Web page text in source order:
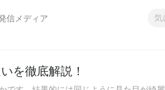
信メディア
を徹底解説！